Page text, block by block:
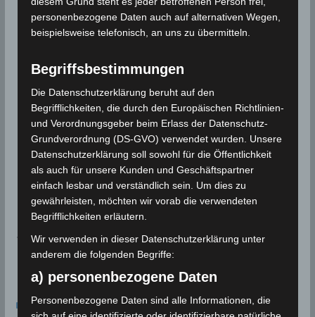
Limited, Gordon House, Barrow Street, Dublin, D04 E5W5,
Ireland) benötigen wir laut DSGVO Ihre Zustimmung. Es
Daten erhoben, verarbeitet und gespeichert. Welche
Daten genau entnehmen Sie bitte den
Datenschutzbedingungen.
Google Adsense ist deaktiviert.
Datenschutzbedingungen
ECMWF
Das könnte dir auch gefallen
personenbezogene Daten auch auf alternativen Wegen,
beispielsweise telefonisch, an uns zu übermitteln.
Begriffsbestimmungen
Die Datenschutzerklärung beruht auf den
Begrifflichkeiten, die durch den Europäischen Richtlinien-
und Verordnungsgeber beim Erlass der Datenschutz-
Grundverordnung (DS-GVO) verwendet wurden. Unsere
Datenschutzerklärung soll sowohl für die Öffentlichkeit
als auch für unsere Kunden und Geschäftspartner
einfach lesbar und verständlich sein. Um dies zu
gewährleisten, möchten wir vorab die verwendeten
Begrifflichkeiten erläutern.
Wir verwenden in dieser Datenschutzerklärung unter
anderem die folgenden Begriffe:
a) personenbezogene Daten
Personenbezogene Daten sind alle Informationen, die